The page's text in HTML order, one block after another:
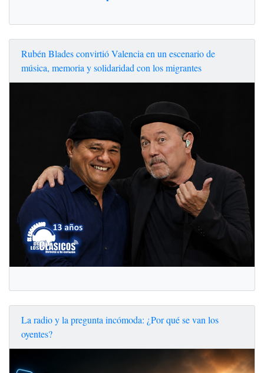
Rubén Blades convirtió Valencia en un escenario de
música, memoria y solidaridad con los migrantes
La radio y la pregunta incómoda: ¿Por qué se van los
oyentes?